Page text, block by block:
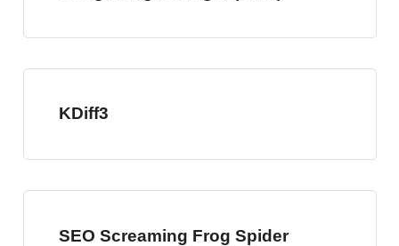
KDiff3
SEO Screaming Frog Spider